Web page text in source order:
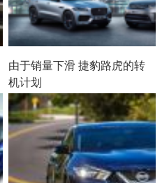
由于销量下滑 捷豹路虎的转
机计划